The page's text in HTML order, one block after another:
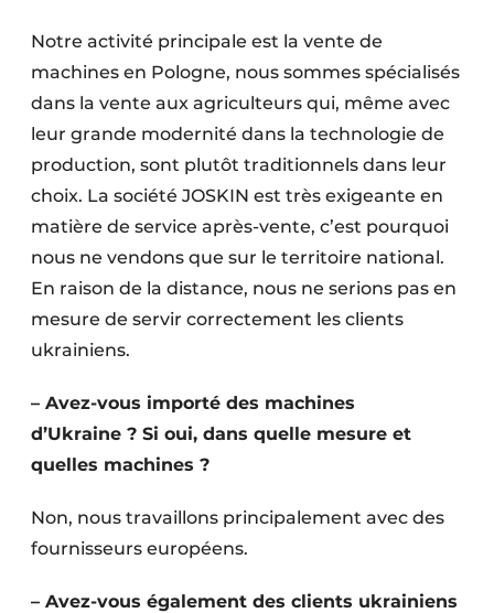
Notre activité principale est la vente de
machines en Pologne, nous sommes spécialisés
dans la vente aux agriculteurs qui, même avec
leur grande modernité dans la technologie de
production, sont plutôt traditionnels dans leur
choix. La société JOSKIN est très exigeante en
matière de service après-vente, c’est pourquoi
nous ne vendons que sur le territoire national.
En raison de la distance, nous ne serions pas en
mesure de servir correctement les clients
ukrainiens.
– Avez-vous importé des machines
d’Ukraine ? Si oui, dans quelle mesure et
quelles machines ?
Non, nous travaillons principalement avec des
fournisseurs européens.
– Avez-vous également des clients ukrainiens